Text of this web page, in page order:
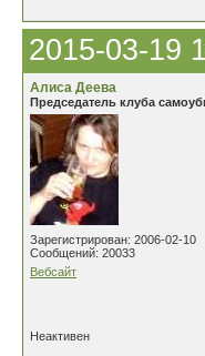
2015-03-19
Алиса Деева
Председатель клуба
Зарегистрирован: 2006-02-10
Сообщений: 20033
Вебсайт
Неактивен